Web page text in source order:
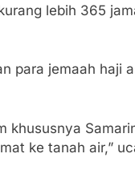
lebih 365
para jemaah haji
khususnya
ke tanah air,”